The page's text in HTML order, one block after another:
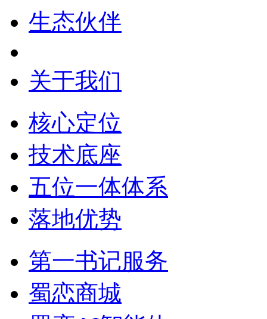
生态伙伴
关于我们
核心定位
技术底座
五位一体体系
落地优势
第一书记服务
蜀恋商城